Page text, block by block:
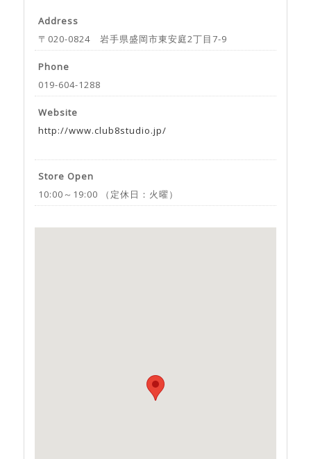
Address
〒020-0824 岩手県盛岡市東安庭2丁目7-9
Phone
019-604-1288
Website
http://www.club8studio.jp/
Store Open
10:00～19:00 （定休日：火曜）